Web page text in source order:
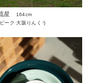
星
164cm
ーク 大阪りんくう